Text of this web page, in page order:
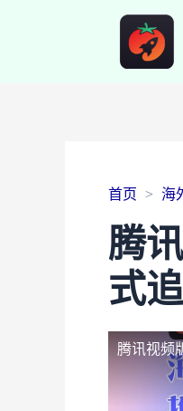
首页 海
腾
式
腾讯视频